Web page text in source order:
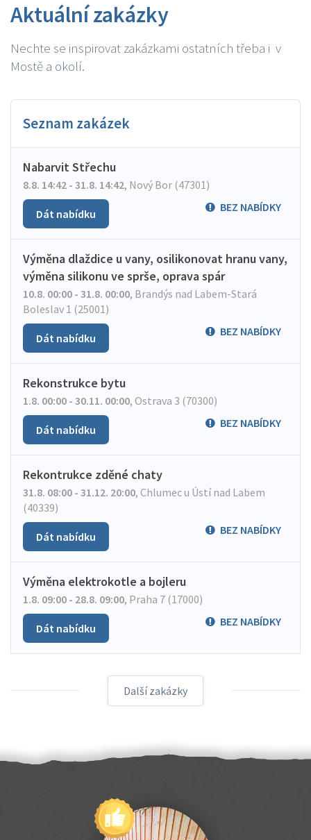
Aktuální zakázky
Nechte se inspirovat zakázkami ostatních třeba i v
Mostě a okolí.
Seznam zakázek
Nabarvit Střechu
8.8. 14:42 - 31.8. 14:42, Nový Bor (47301)
BEZ NABÍDKY
Dát nabídku
Výměna dlaždice u vany, osilikonovat hranu vany,
výměna silikonu ve sprše, oprava spár
10.8. 00:00 - 31.8. 00:00, Brandýs nad Labem-Stará
Boleslav 1 (25001)
BEZ NABÍDKY
Dát nabídku
Rekonstrukce bytu
1.8. 00:00 - 30.11. 00:00, Ostrava 3 (70300)
BEZ NABÍDKY
Dát nabídku
Rekontrukce zděné chaty
31.8. 08:00 - 31.12. 20:00, Chlumec u Ústí nad Labem
(40339)
BEZ NABÍDKY
Dát nabídku
Výměna elektrokotle a bojleru
1.8. 09:00 - 28.8. 09:00, Praha 7 (17000)
BEZ NABÍDKY
Dát nabídku
Další zakázky